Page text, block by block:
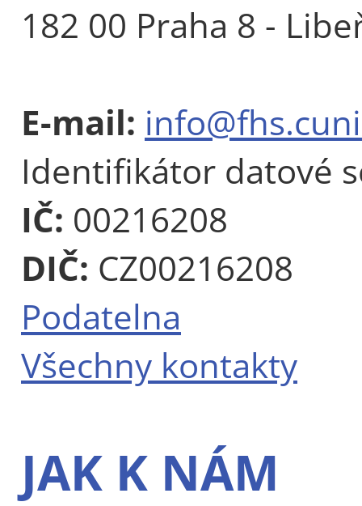
182 00 Praha 8 -
E-mail:
Identifikátor datové
IČ: 00216208
DIČ: CZ00216208
Podatelna
Všechny kontakty
JAK K NÁM